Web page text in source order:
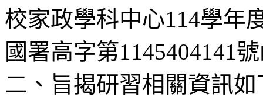
校家政學科中心114學年
國署高字第1145404141
二、旨揭研習相關資訊如